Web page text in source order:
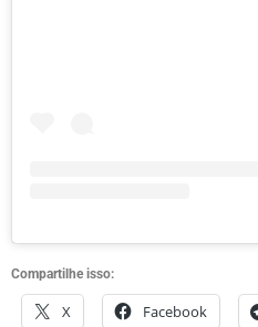
Compartilhe isso:
X Facebook